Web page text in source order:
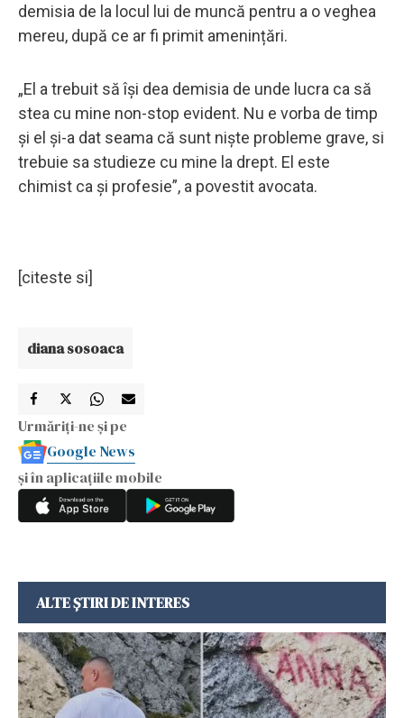
demisia de la locul lui de muncă pentru a o veghea
mereu, după ce ar fi primit amenințări.
„El a trebuit să își dea demisia de unde lucra ca să
stea cu mine non-stop evident. Nu e vorba de timp
și el și-a dat seama că sunt niște probleme grave, si
trebuie sa studieze cu mine la drept. El este
chimist ca și profesie”, a povestit avocata.
[citeste si]
diana sosoaca
Urmăriți-ne și pe
Google News
și în aplicațiile mobile
ALTE ȘTIRI DE INTERES